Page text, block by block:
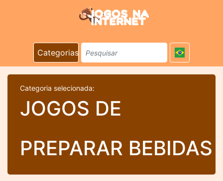
Categorias
Categoria selecionada:
JOGOS DE
PREPARAR BEBIDAS